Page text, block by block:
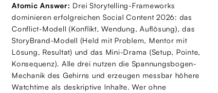
Atomic Answer: Drei Storytelling-Frameworks
dominieren erfolgreichen Social Content 2026: das
Conflict-Modell (Konflikt, Wendung, Auflösung), das
StoryBrand-Modell (Held mit Problem, Mentor mit
Lösung, Resultat) und das Mini-Drama (Setup, Pointe,
Konsequenz). Alle drei nutzen die Spannungsbogen-
Mechanik des Gehirns und erzeugen messbar höhere
Watchtime als deskriptive Inhalte. Wer ohne